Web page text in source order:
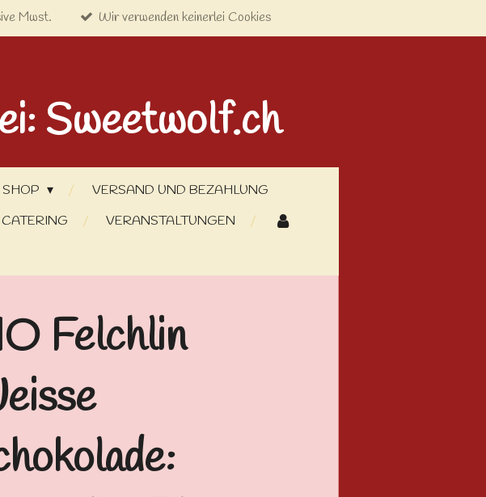
Mwst. Wir verwenden keinerlei Cookies
Sweetwolf.ch
SHOP
VERSAND UND BEZAHLUNG
CATERING VERANSTALTUNGEN
Felchlin